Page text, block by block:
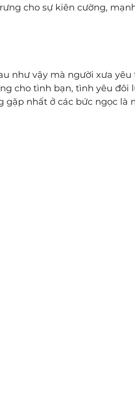
cho sự kiên cường,
như vậy mà người xưa yêu
cho tình bạn, tình yêu đôi
gặp nhất ở các bức ngọc là